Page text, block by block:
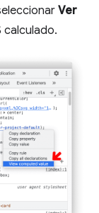
Ver
calculado.